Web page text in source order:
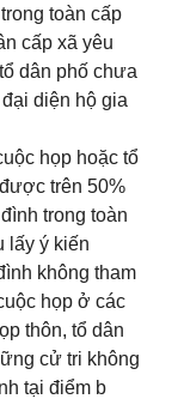
toàn cấp
cấp xã yêu
dân phố chưa
diện hộ gia
họp hoặc tổ
trên 50%
trong toàn
lấy ý kiến
không tham
họp ở các
thôn, tổ dân
cử tri không
tại điểm b